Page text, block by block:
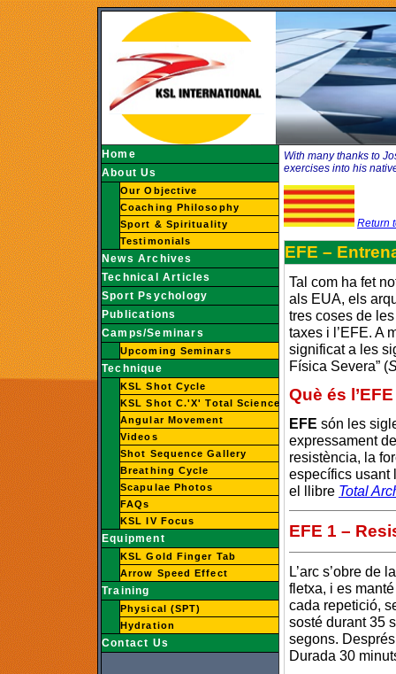
Home
About Us
Our Objective
Coaching Philosophy
Sport & Spirituality
Testimonials
News Archives
Technical Articles
Sport Psychology
Publications
Camps/Seminars
Upcoming Seminars
Technique
KSL Shot Cycle
KSL Shot C.'X' Total Science
Angular Movement
Videos
Shot Sequence Gallery
Breathing Cycle
Scapulae Photos
FAQs
KSL IV Focus
Equipment
KSL Gold Finger Tab
Arrow Speed Effect
Training
Physical (SPT)
Hydration
Contact Us
With many thanks to
exercises into his
Return
EFE –
Tal com ha fet
als EUA, els
tres coses de
taxes i l’EFE. A
significat a les
Física Severa” (
Què és
EFE són les
expressament
resistència, la
específics usant
el llibre Total
EFE 1 –
L’arc s’obre de
fletxa, i es
cada repetició,
sosté durant 35
segons.
Durada 30